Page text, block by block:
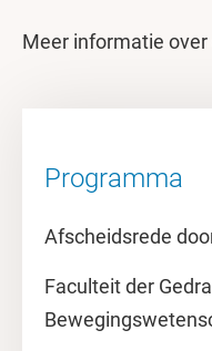
Meer informatie
Programma
Afscheidsrede
Faculteit der